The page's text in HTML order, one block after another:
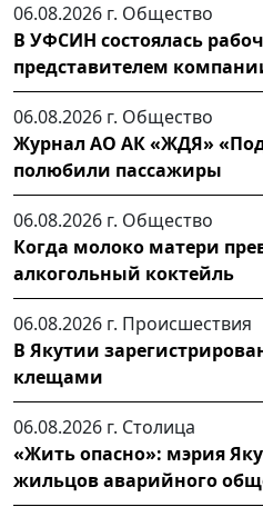
06.08.2026 г. Общество
В УФСИН состоялась
представителем
06.08.2026 г. Общество
Журнал АО АК «ЖДЯ» «Под
полюбили пассажиры
06.08.2026 г. Общество
Когда молоко матери
алкогольный коктейль
06.08.2026 г. Происшествия
В Якутии
клещами
06.08.2026 г. Столица
«Жить опасно»: мэрия
жильцов аварийного